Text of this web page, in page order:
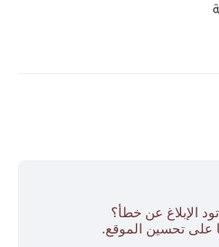
الإبلاغ عن خطأ؟
على تحسين الموقع.